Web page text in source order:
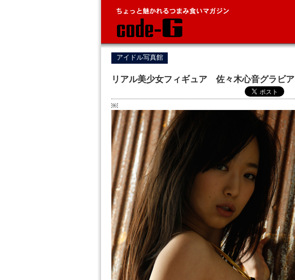
アイドル写真館
リアル美少女フィギュア 佐々木心音グラビア
￼